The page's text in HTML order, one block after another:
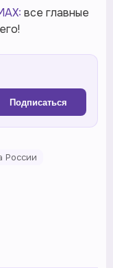
все главные
Подписаться
России